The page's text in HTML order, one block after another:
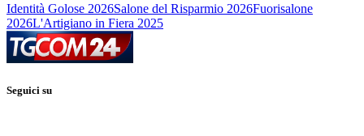
Identità Golose 2026Salone del Risparmio 2026Fuorisalone
2026L'Artigiano in Fiera 2025
Seguici su